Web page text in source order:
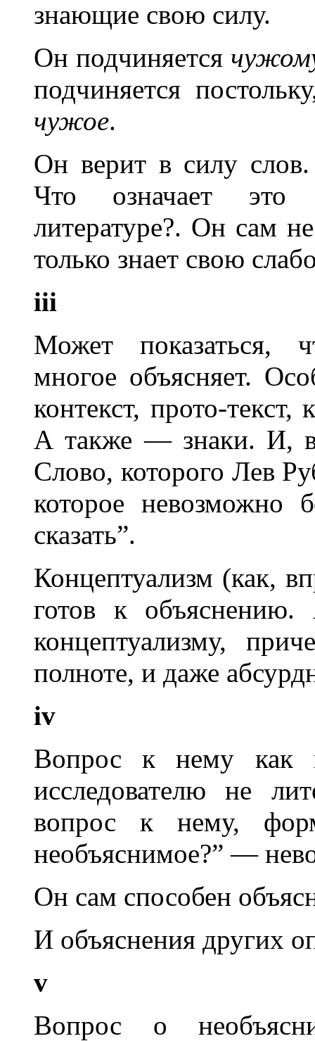
знающие свою силу.
Он подчиняется
подчиняется
чужое.
Он верит в силу
Что означает это
литературе?. Он сам
только знает свою
iii
Может показаться,
многое объясняет.
контекст, прото-текст,
А также — знаки. И, в
Слово, которого Лев
которое невозможно
сказать”.
Концептуализм (как,
готов к объяснению.
концептуализму,
полноте, и даже
iv
Вопрос к нему как к
исследователю не
вопрос к нему,
необъяснимое?” —
Он сам способен
И объяснения других
v
Вопрос о